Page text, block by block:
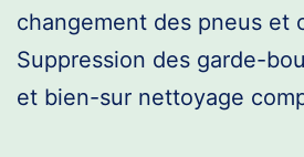
changement des pneus et
Suppression des garde-
et bien-sur nettoyage